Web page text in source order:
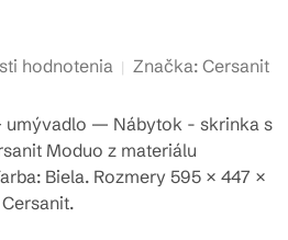
hodnotenia Značka: Cersanit
umývadlo — Nábytok - skrinka s
Moduo z materiálu
Biela. Rozmery 595 × 447 ×